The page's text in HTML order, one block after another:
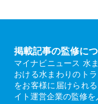
掲載記事の監修に
マイナビニュース 水
おける水まわりのト
をお客様に届けられ
イト運営企業の監修を